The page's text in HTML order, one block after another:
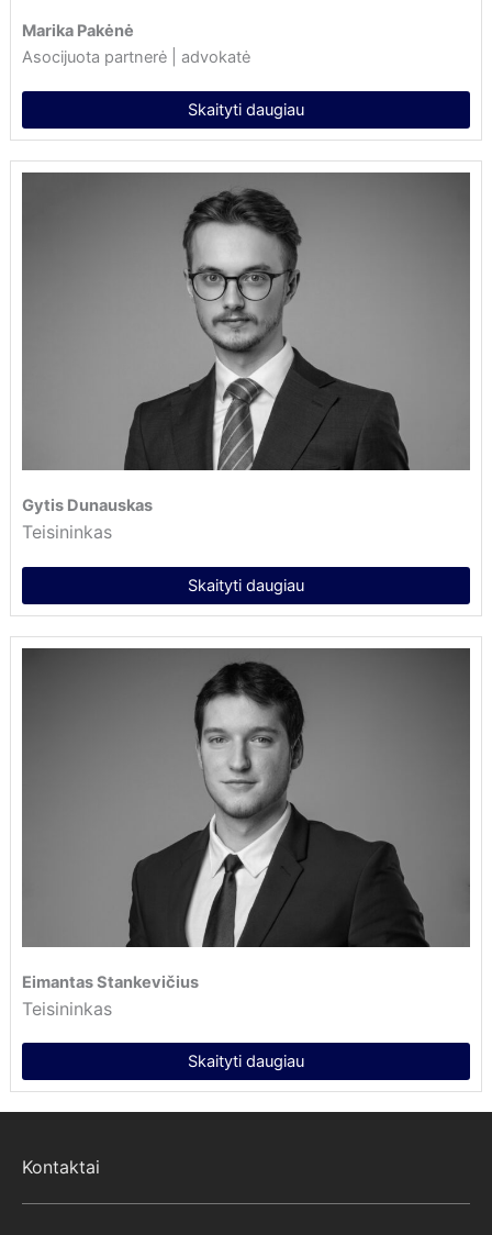
Marika Pakėnė
Asocijuota partnerė | advokatė
Skaityti daugiau
Gytis Dunauskas
Teisininkas
Skaityti daugiau
Eimantas Stankevičius
Teisininkas
Skaityti daugiau
Kontaktai